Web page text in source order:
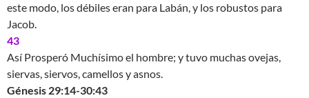
este modo, los débiles eran para Labán, y los robustos para
Jacob.
43
Así Prosperó Muchísimo el hombre; y tuvo muchas ovejas,
siervas, siervos, camellos y asnos.
Génesis 29:14-30:43